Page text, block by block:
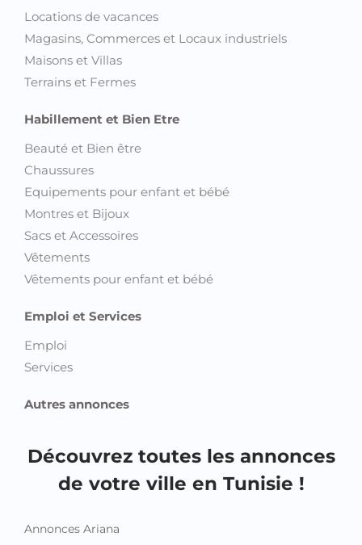
Locations de vacances
Magasins, Commerces et Locaux industriels
Maisons et Villas
Terrains et Fermes
Habillement et Bien Etre
Beauté et Bien être
Chaussures
Equipements pour enfant et bébé
Montres et Bijoux
Sacs et Accessoires
Vêtements
Vêtements pour enfant et bébé
Emploi et Services
Emploi
Services
Autres annonces
Découvrez toutes les annonces
de votre ville en Tunisie !
Annonces Ariana